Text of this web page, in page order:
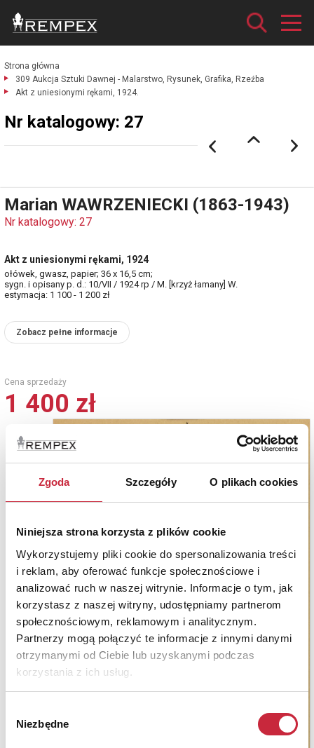
Zgoda Szczegóły O plikach cookies
Niniejsza strona korzysta z plików cookie
Wykorzystujemy pliki cookie do spersonalizowania treści
i reklam, aby oferować funkcje społecznościowe i
analizować ruch w naszej witrynie. Informacje o tym, jak
korzystasz z naszej witryny, udostępniamy partnerom
społecznościowym, reklamowym i analitycznym.
Partnerzy mogą połączyć te informacje z innymi danymi
otrzymanymi od Ciebie lub uzyskanymi podczas
korzystania z ich usług.
zgody
Niezbędne
Strona główna
309 Aukcja Sztuki Dawnej - Malarstwo, Rysunek, Grafika, Rzeźba
Akt z uniesionymi rękami, 1924.
Nr katalogowy: 27
Marian WAWRZENIECKI (1863-1943)
Nr katalogowy: 27
Akt z uniesionymi rękami, 1924
ołówek, gwasz, papier; 36 x 16,5 cm;
sygn. i opisany p. d.: 10/VII / 1924 rp / M. [krzyż łamany] W.
estymacja: 1 100 - 1 200 zł
Zobacz pełne informacje
Cena sprzedaży
1 400 zł